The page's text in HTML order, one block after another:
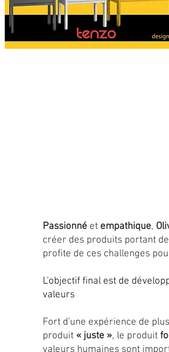
Passionné et empathique,
créer des produits portant de
profite de ces challenges
L'objectif final est de
valeurs
Fort d'une expérience de
produit « juste », le produit
valeurs humaines sont